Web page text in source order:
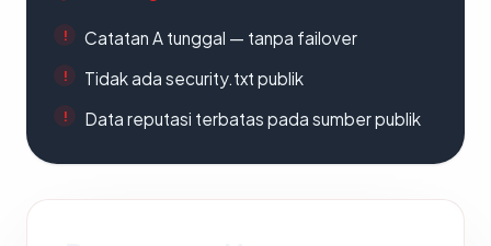
Catatan A tunggal — tanpa failover
Tidak ada security.txt publik
Data reputasi terbatas pada sumber publik